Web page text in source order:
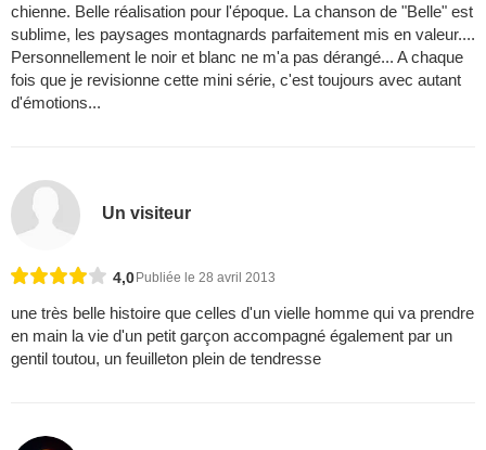
chienne. Belle réalisation pour l'époque. La chanson de "Belle" est
sublime, les paysages montagnards parfaitement mis en valeur....
Personnellement le noir et blanc ne m'a pas dérangé... A chaque
fois que je revisionne cette mini série, c'est toujours avec autant
d'émotions...
Un visiteur
4,0Publiée le 28 avril 2013
une très belle histoire que celles d'un vielle homme qui va prendre
en main la vie d'un petit garçon accompagné également par un
gentil toutou, un feuilleton plein de tendresse